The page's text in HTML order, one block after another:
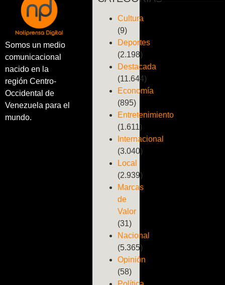
Somos un medio
comunicacional
nacido en la
región Centro-
Occidental de
Venezuela para el
mundo.
Cultura
(9)
Deportes
(2.198)
Destacada
(11.644)
Economía
(895)
Entretenimiento
(1.611)
Internacional
(3.040)
Local
(2.939)
Marcas
de
Valor
(31)
Nacional
(5.365)
Opinión
(58)